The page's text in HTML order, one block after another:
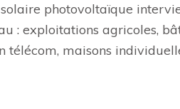
photovoltaïque
: exploitations agricoles,
télécom, maisons